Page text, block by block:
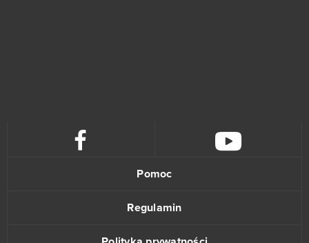
Pomoc
Regulamin